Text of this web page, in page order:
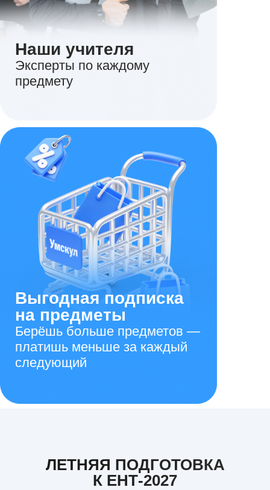
Наши учителя
Эксперты по каждому
предмету
Выгодная подписка
на предметы
Берёшь больше предметов —
платишь меньше за каждый
следующий
ЛЕТНЯЯ ПОДГОТОВКА
К ЕНТ-2027